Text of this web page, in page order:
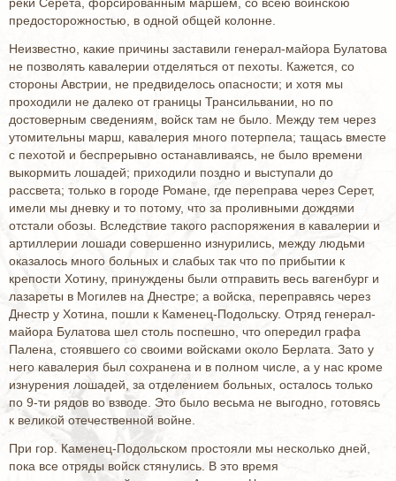
предосторожностью, в одной общей колонне.
Неизвестно, какие причины заставили генерал-майора Булатова
не позволять кавалерии отделяться от пехоты. Кажется, со
стороны Австрии, не предвиделось опасности; и хотя мы
проходили не далеко от границы Трансильвании, но по
достоверным сведениям, войск там не было. Между тем через
утомительны марш, кавалерия много потерпела; тащась вместе
с пехотой и беспрерывно останавливаясь, не было времени
выкормить лошадей; приходили поздно и выступали до
рассвета; только в городе Романе, где переправа через Серет,
имели мы дневку и то потому, что за проливными дождями
отстали обозы. Вследствие такого распоряжения в кавалерии и
артиллерии лошади совершенно изнурились, между людьми
оказалось много больных и слабых так что по прибытии к
крепости Хотину, принуждены были отправить весь вагенбург и
лазареты в Могилев на Днестре; а войска, переправясь через
Днестр у Хотина, пошли к Каменец-Подольску. Отряд генерал-
майора Булатова шел столь поспешно, что опередил графа
Палена, стоявшего со своими войсками около Берлата. Зато у
него кавалерия был сохранена и в полном числе, а у нас кроме
изнурения лошадей, за отделением больных, осталось только
по 9-ти рядов во взводе. Это было весьма не выгодно, готовясь
к великой отечественной войне.
При гор. Каменец-Подольском простояли мы несколько дней,
пока все отряды войск стянулись. В это время